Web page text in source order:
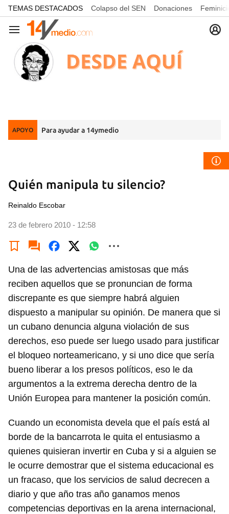
common.go-to-content
TEMAS DESTACADOS Colapso del SEN Donaciones
Navegación
APOYO Para ayudar a 14ymedio
Quién manipula tu silencio?
Reinaldo Escobar
23 de febrero 2010 - 12:58
Una de las advertencias amistosas que más
reciben aquellos que se pronuncian de forma
discrepante es que siempre habrá alguien
dispuesto a manipular su opinión. De manera que si
un cubano denuncia alguna violación de sus
derechos, eso puede ser luego usado para justificar
el bloqueo norteamericano, y si uno dice que sería
bueno liberar a los presos políticos, eso le da
argumentos a la extrema derecha dentro de la
Unión Europea para mantener la posición común.
Cuando un economista devela que el país está al
borde de la bancarrota le quita el entusiasmo a
quienes quisieran invertir en Cuba y si a alguien se
le ocurre demostrar que el sistema educacional es
un fracaso, que los servicios de salud decrecen a
diario y que año tras año ganamos menos
competencias deportivas en la arena internacional,